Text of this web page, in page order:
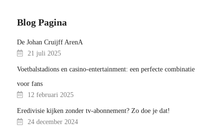
Blog Pagina
De Johan Cruijff ArenA
21 juli 2025
Voetbalstadions en casino-entertainment: een perfecte combinatie
voor fans
12 februari 2025
Eredivisie kijken zonder tv-abonnement? Zo doe je dat!
24 december 2024